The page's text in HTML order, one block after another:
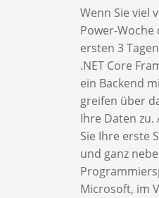
Wenn Sie viel
Power-Woche
ersten 3
.NET Core
ein Backend
greifen über
Ihre Daten zu.
Sie Ihre erste
und ganz
Microsoft, im